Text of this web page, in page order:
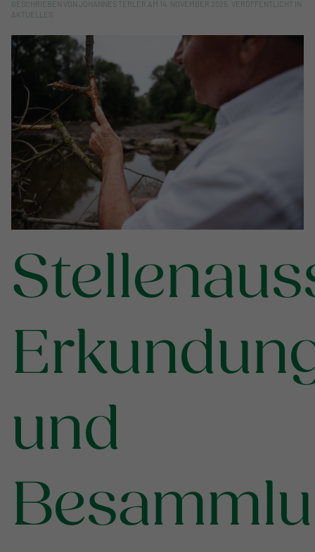
GESCHRIEBEN VON JOHANNES TERLER AM 14. NOVEMBER 2025 . VERÖFFENTLICHT IN
AKTUELLES
und